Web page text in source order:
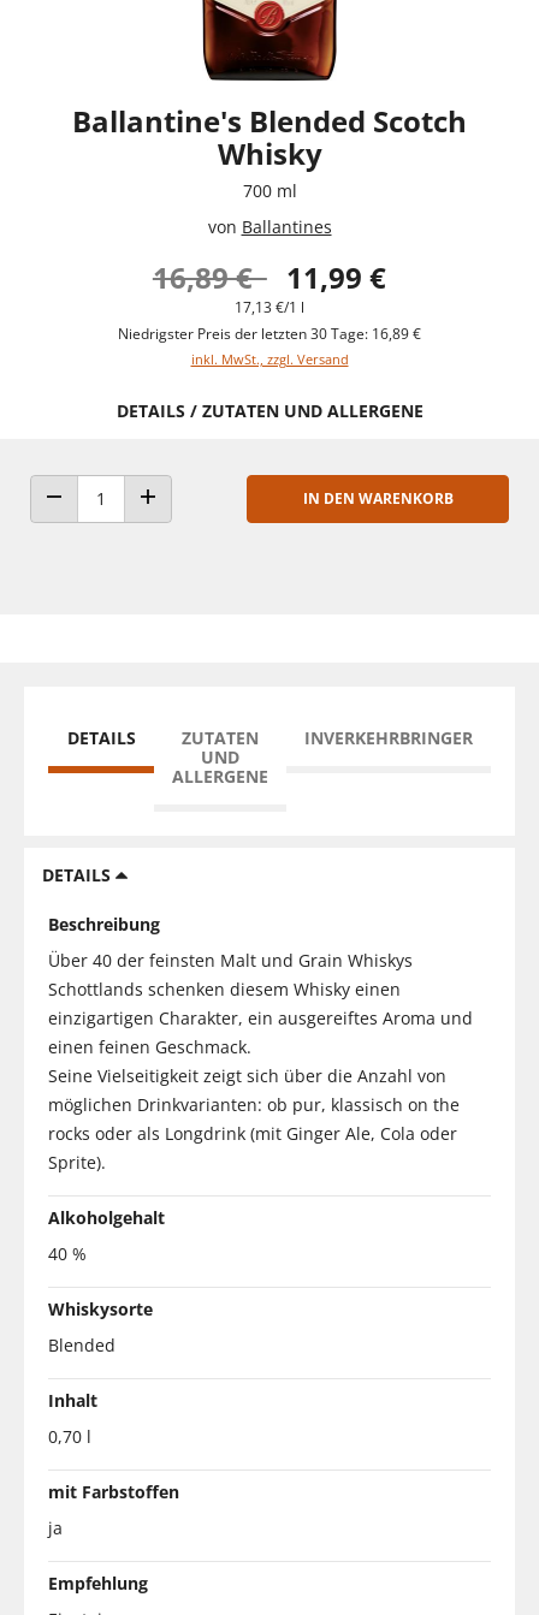
Ballantine's Blended Scotch
Whisky
700 ml
von Ballantines
16,89 € 11,99 €
17,13 €/1 l
Niedrigster Preis der letzten 30 Tage: 16,89 €
inkl. MwSt., zzgl. Versand
DETAILS / ZUTATEN UND ALLERGENE
ANZAHL VERRINGERNANZAHL ERHÖHEN
IN DEN WARENKORB
DETAILS
ZUTATEN
UND
ALLERGENE
INVERKEHRBRINGER
DETAILS
Beschreibung
Über 40 der feinsten Malt und Grain Whiskys
Schottlands schenken diesem Whisky einen
einzigartigen Charakter, ein ausgereiftes Aroma und
einen feinen Geschmack.
Seine Vielseitigkeit zeigt sich über die Anzahl von
möglichen Drinkvarianten: ob pur, klassisch on the
rocks oder als Longdrink (mit Ginger Ale, Cola oder
Sprite).
Alkoholgehalt
40 %
Whiskysorte
Blended
Inhalt
0,70 l
mit Farbstoffen
ja
Empfehlung